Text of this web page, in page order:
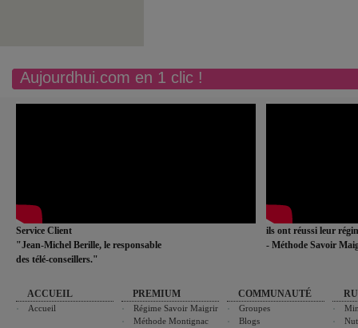
Aujourdhui.com en 1 clic !
Service Client
"Jean-Michel Berille, le responsable
des télé-conseillers."
ils ont réussi leur
- Méthode Savoir
ACCUEIL
Accueil
PREMIUM
Régime Savoir Maigrir
Méthode Montignac
COMMUNAUTÉ
Groupes
Blogs